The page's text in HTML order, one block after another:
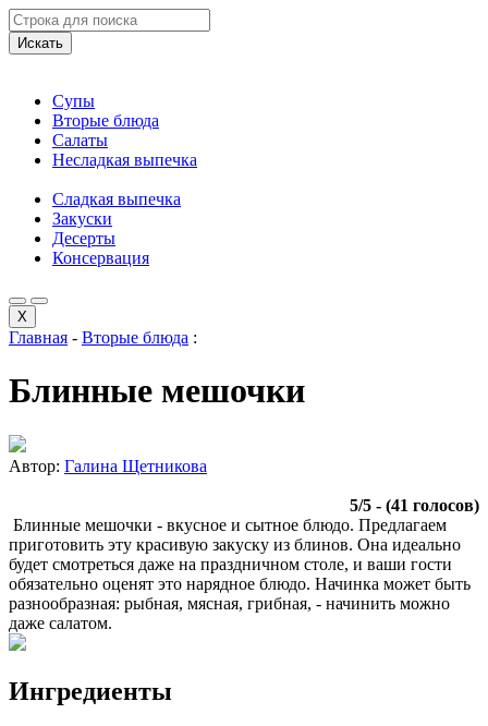
Искать
Супы
Вторые блюда
Салаты
Несладкая выпечка
Сладкая выпечка
Закуски
Десерты
Консервация
X
Главная - Вторые блюда :
Блинные мешочки
Автор: Галина Щетникова
5/5 - (41 голосов)
Блинные мешочки - вкусное и сытное блюдо. Предлагаем
приготовить эту красивую закуску из блинов. Она идеально
будет смотреться даже на праздничном столе, и ваши гости
обязательно оценят это нарядное блюдо. Начинка может быть
разнообразная: рыбная, мясная, грибная, - начинить можно
даже салатом.
Ингредиенты